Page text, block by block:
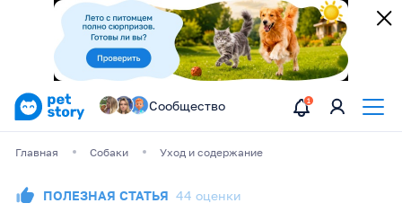
Сообщество
Главная Собаки Уход и содержание
ПОЛЕЗНАЯ СТАТЬЯ 44 оценки